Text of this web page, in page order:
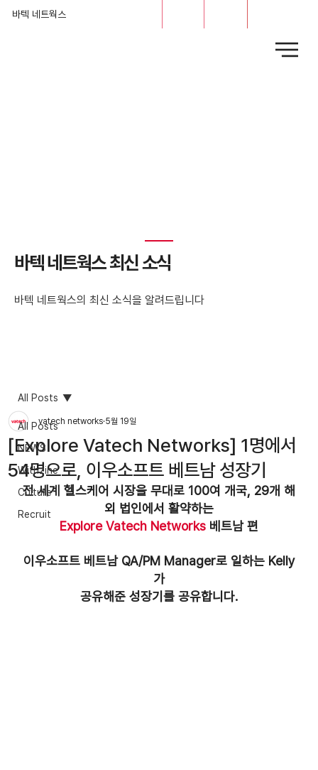
바텍 네트웍스
​바텍 네트웍스 최신 소식
바텍 네트웍스의 최신 소식을 알려드립니다
All Posts
NEWS
Withzine
Culture
Recruit
All Posts
[Explore Vatech Networks] 1명에서
54명으로, 이우소프트 베트남 성장기
vatech networks 5월 19일
전 세계 헬스케어 시장을 무대로 100여 개국, 29개 해
외 법인에서 활약하는
Explore Vatech Networks 베트남 편
​이우소프트 베트남 QA/PM Manager로 일하는 Kelly
가
공유해준 성장기를 공유합니다.